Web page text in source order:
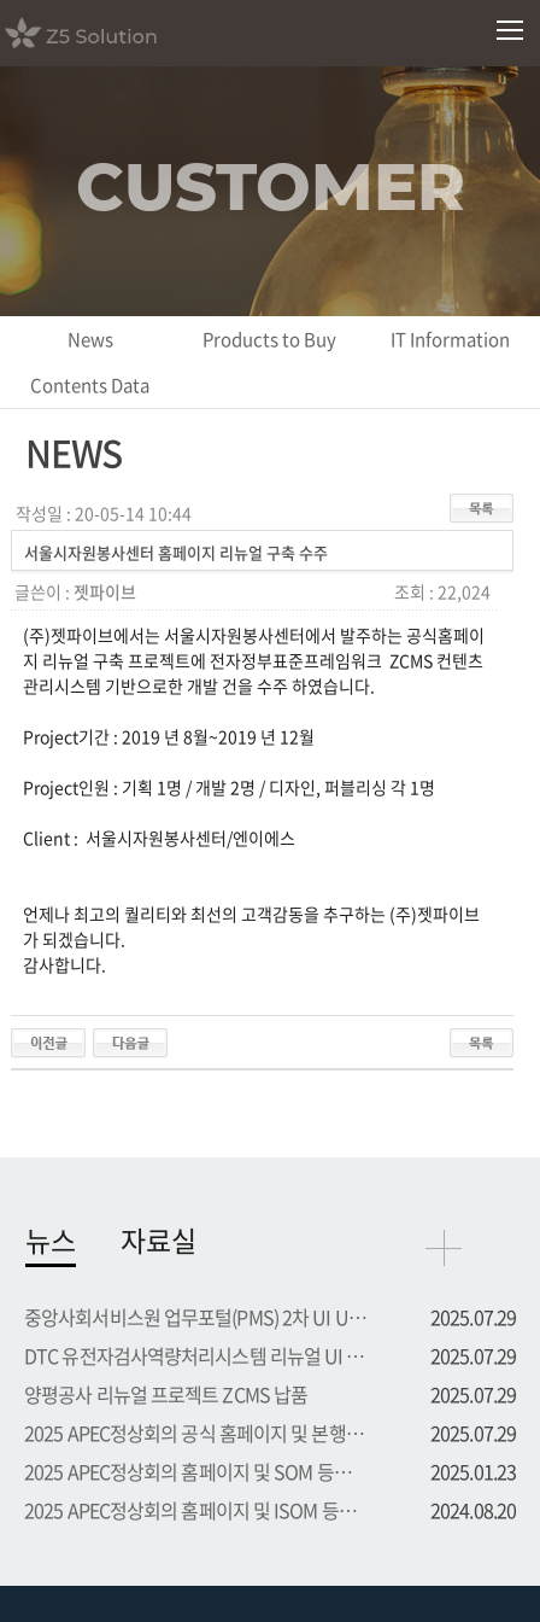
CUSTOMER
News Products to Buy
IT Information
Contents Data
NEWS
작성일 : 20-05-14 10:44
서울시자원봉사센터 홈페이지 리뉴얼 구축 수주
글쓴이 : 젯파이브
조회 : 22,024
(주)젯파이브에서는 서울시자원봉사센터에서 발주하는 공식홈페이
지 리뉴얼 구축 프로젝트에 전자정부표준프레임워크 ZCMS 컨텐츠
관리시스템 기반으로한 개발 건을 수주 하였습니다.
Project기간 : 2019 년 8월~2019 년 12월
Project인원 : 기획 1명 / 개발 2명 / 디자인, 퍼블리싱 각 1명
Client : 서울시자원봉사센터/엔이에스
언제나 최고의 퀄리티와 최선의 고객감동을 추구하는 (주)젯파이브
가 되겠습니다.
감사합니다.
뉴스
중앙사회서비스원 업무포털(PMS) 2차 UI UX 부문 용역 수주
2025.07.29
DTC 유전자검사역량처리시스템 리뉴얼 UI UX 부문 용역 수주
2025.07.29
양평공사 리뉴얼 프로젝트 ZCMS 납품
2025.07.29
2025 APEC정상회의 공식 홈페이지 및 본행사 등록시스템 프로...
2025.07.29
2025 APEC정상회의 홈페이지 및 SOM 등록시스템 프로젝트 수주
2025.01.23
2025 APEC정상회의 홈페이지 및 ISOM 등록시스템 프로젝트 수주
2024.08.20
자료실